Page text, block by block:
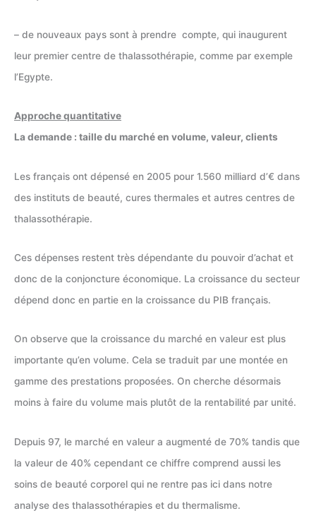
– de nouveaux pays sont à prendre compte, qui inaugurent
leur premier centre de thalassothérapie, comme par exemple
l’Egypte.
Approche quantitative
La demande : taille du marché en volume, valeur, clients
Les français ont dépensé en 2005 pour 1.560 milliard d’€ dans
des instituts de beauté, cures thermales et autres centres de
thalassothérapie.
Ces dépenses restent très dépendante du pouvoir d’achat et
donc de la conjoncture économique. La croissance du secteur
dépend donc en partie en la croissance du PIB français.
On observe que la croissance du marché en valeur est plus
importante qu’en volume. Cela se traduit par une montée en
gamme des prestations proposées. On cherche désormais
moins à faire du volume mais plutôt de la rentabilité par unité.
Depuis 97, le marché en valeur a augmenté de 70% tandis que
la valeur de 40% cependant ce chiffre comprend aussi les
soins de beauté corporel qui ne rentre pas ici dans notre
analyse des thalassothérapies et du thermalisme.